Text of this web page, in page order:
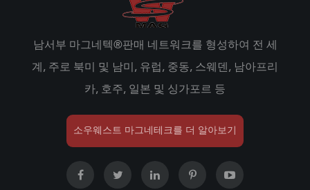
남서부 마그네텍®판매 네트워크를 형성하여 전 세
계, 주로 북미 및 남미, 유럽, 중동, 스웨덴, 남아프리
카, 호주, 일본 및 싱가포르 등
소우웨스트 마그네테크를 더 알아보기